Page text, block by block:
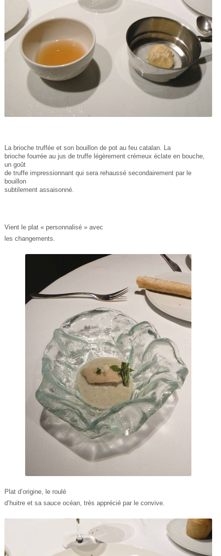
La brioche truffée et son bouillon de pot au feu catalan. La
brioche fourrée au jus de truffe légèrement crémeux éclate en bouche,
un goût
de truffe impressionnant qui sera rehaussé secondairement par le
bouillon
subtilement assaisonné.
Vient le plat « personnalisé » avec
les changements.
Plat d’origine, le roulé
d’huitre et sa sauce océan, très apprécié par le convive.